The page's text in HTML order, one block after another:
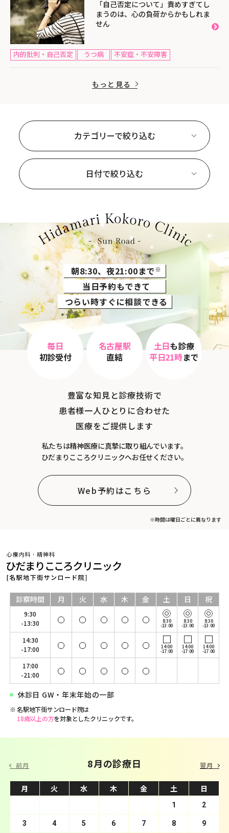
「自己否定について」責めすぎてし
まうのは、心の負荷からかもしれま
せん
内的批判・自己否定 うつ病 不安症・不安障害
もっと見る
カテゴリーで絞り込む
日付で絞り込む
朝8:30、夜21:00まで※
当日予約もできて
つらい時すぐに相談できる
毎日
初診受付
名古屋駅
直結
土日も診療
平日21時まで
豊富な知見と診療技術で
患者様一人ひとりに合わせた
医療をご提供します
私たちは精神医療に真摯に取り組んでいます。
ひだまりこころクリニックへお任せください。
Web予約はこちら
※時間は曜日ごとに異なります
診察時間 月 火 水 木 金 土 日 祝
9:30
-13:30
8:30
-13:00
8:30
-13:00
8:30
-13:00
14:30
-17:00
14:00
-17:00
14:00
-17:00
14:00
-17:00
17:00
-21:00
休診日 GW・年末年始の一部
名駅地下街サンロード院は
18歳以上の方を対象としたクリニックです。
前月 8月の診療日
月 火 水 木 金 土 日
1 2
3 4 5 6 7 8 9
9 月の診療日
月 火 水 木 金 土 日
5 6
7 8 9 10 11 12 13
翌月